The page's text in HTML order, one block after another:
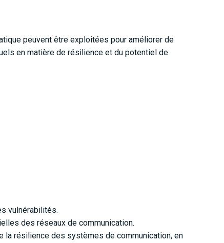
peuvent être exploitées pour améliorer de
en matière de résilience et du potentiel de
vulnérabilités.
des réseaux de communication.
la résilience des systèmes de communication, en